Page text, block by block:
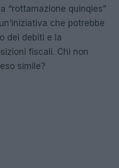
“rottamazione quinqies”
che potrebbe
dei debiti e la
fiscali. Chi non
simile?